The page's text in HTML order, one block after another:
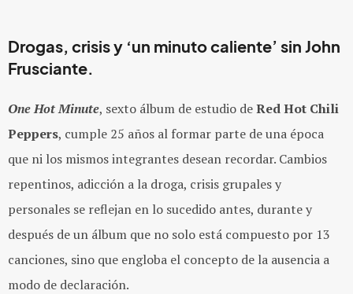
Drogas, crisis y ‘un minuto caliente’ sin John
Frusciante.
One Hot Minute, sexto álbum de estudio deRed Hot Chili
Peppers, cumple 25 años al formar parte de una época
que ni los mismos integrantes desean recordar. Cambios
repentinos, adicción a la droga, crisis grupales y
personales se reflejan en lo sucedido antes, durante y
después de un álbum que no solo está compuesto por 13
canciones, sino que engloba el concepto de la ausencia a
modo de declaración.